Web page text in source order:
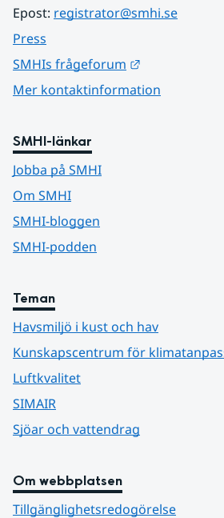
Epost: registrator@smhi.se
Press
SMHIs frågeforum
Mer kontaktinformation
SMHI-länkar
Jobba på SMHI
Om SMHI
SMHI-bloggen
SMHI-podden
Teman
Havsmiljö i kust och hav
Kunskapscentrum för
Luftkvalitet
SIMAIR
Sjöar och vattendrag
Om webbplatsen
Tillgänglighetsredogörelse